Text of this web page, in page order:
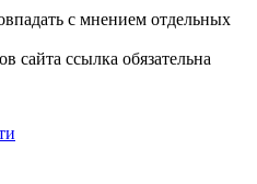
с мнением отдельных
сайта ссылка обязательна